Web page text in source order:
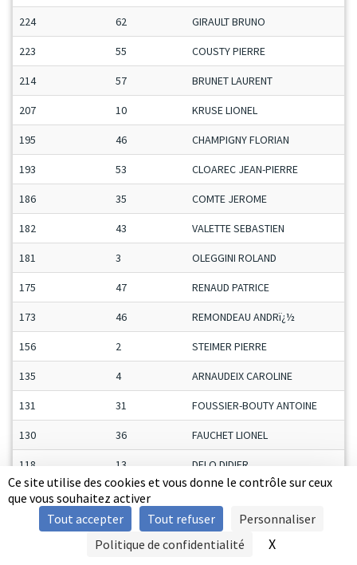
Ce site utilise des cookies et vous donne le contrôle sur ceux
que vous souhaitez activer
Tout accepter
Tout refuser
Personnaliser
Politique de confidentialité
X
224 62 GIRAULT BRUNO
223 55 COUSTY PIERRE
214 57 BRUNET LAURENT
207 10 KRUSE LIONEL
195 46 CHAMPIGNY FLORIAN
193 53 CLOAREC JEAN-PIERRE
186 35 COMTE JEROME
182 43 VALETTE SEBASTIEN
181 3 OLEGGINI ROLAND
175 47 RENAUD PATRICE
173 46 REMONDEAU ANDRï¿½
156 2 STEIMER PIERRE
135 4 ARNAUDEIX CAROLINE
131 31 FOUSSIER-BOUTY ANTOINE
130 36 FAUCHET LIONEL
118 13 DELO DIDIER
104 24
3 COUVIDAT AUDREY
27 RIDEAU LAURENT
SIGNALER UNE VIOLENCE